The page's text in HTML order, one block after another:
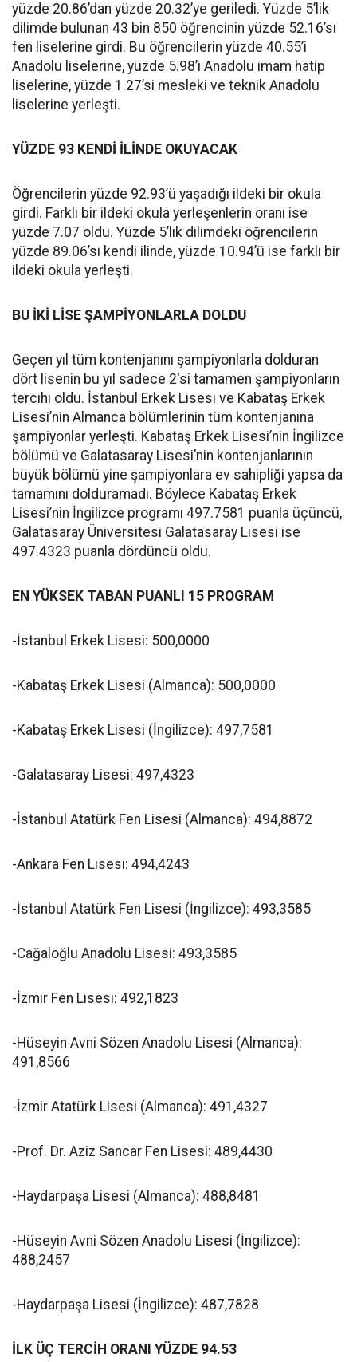
yüzde 20.86’dan yüzde 20.32’ye geriledi. Yüzde 5’lik
dilimde bulunan 43 bin 850 öğrencinin yüzde 52.16’sı
fen liselerine girdi. Bu öğrencilerin yüzde 40.55’i
Anadolu liselerine, yüzde 5.98’i Anadolu imam hatip
liselerine, yüzde 1.27’si mesleki ve teknik Anadolu
liselerine yerleşti.
YÜZDE 93 KENDİ İLİNDE OKUYACAK
Öğrencilerin yüzde 92.93’ü yaşadığı ildeki bir okula
girdi. Farklı bir ildeki okula yerleşenlerin oranı ise
yüzde 7.07 oldu. Yüzde 5’lik dilimdeki öğrencilerin
yüzde 89.06’sı kendi ilinde, yüzde 10.94’ü ise farklı bir
ildeki okula yerleşti.
BU İKİ LİSE ŞAMPİYONLARLA DOLDU
Geçen yıl tüm kontenjanını şampiyonlarla dolduran
dört lisenin bu yıl sadece 2‘si tamamen şampiyonların
tercihi oldu. İstanbul Erkek Lisesi ve Kabataş Erkek
Lisesi’nin Almanca bölümlerinin tüm kontenjanına
şampiyonlar yerleşti. Kabataş Erkek Lisesi’nin İngilizce
bölümü ve Galatasaray Lisesi’nin kontenjanlarının
büyük bölümü yine şampiyonlara ev sahipliği yapsa da
tamamını dolduramadı. Böylece Kabataş Erkek
Lisesi’nin İngilizce programı 497.7581 puanla üçüncü,
Galatasaray Üniversitesi Galatasaray Lisesi ise
497.4323 puanla dördüncü oldu.
EN YÜKSEK TABAN PUANLI 15 PROGRAM
-İstanbul Erkek Lisesi: 500,0000
-Kabataş Erkek Lisesi (Almanca): 500,0000
-Kabataş Erkek Lisesi (İngilizce): 497,7581
-Galatasaray Lisesi: 497,4323
-İstanbul Atatürk Fen Lisesi (Almanca): 494,8872
-Ankara Fen Lisesi: 494,4243
-İstanbul Atatürk Fen Lisesi (İngilizce): 493,3585
-Cağaloğlu Anadolu Lisesi: 493,3585
-İzmir Fen Lisesi: 492,1823
-Hüseyin Avni Sözen Anadolu Lisesi (Almanca):
491,8566
-İzmir Atatürk Lisesi (Almanca): 491,4327
-Prof. Dr. Aziz Sancar Fen Lisesi: 489,4430
-Haydarpaşa Lisesi (Almanca): 488,8481
-Hüseyin Avni Sözen Anadolu Lisesi (İngilizce):
488,2457
-Haydarpaşa Lisesi (İngilizce): 487,7828
İLK ÜÇ TERCİH ORANI YÜZDE 94.53